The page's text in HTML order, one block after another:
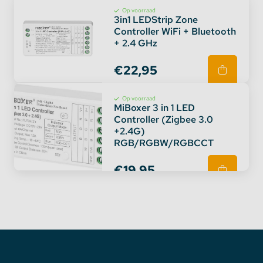
De afstandsbediening werkt op 2 AAA-batterijen
(niet inbegrepen). Het is uiterst eenvoudig om
Op voorraad
3in1 LEDStrip Zone
Controller WiFi + Bluetooth
+ 2.4 GHz
€22,95
Op voorraad
MiBoxer 3 in 1 LED
Controller (Zigbee 3.0
+2.4G)
RGB/RGBW/RGBCCT
€19,95